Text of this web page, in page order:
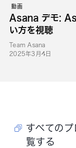
動画
Asana デモ:
い方を視聴
Team Asana
2025年3月4日
すべての
覧する